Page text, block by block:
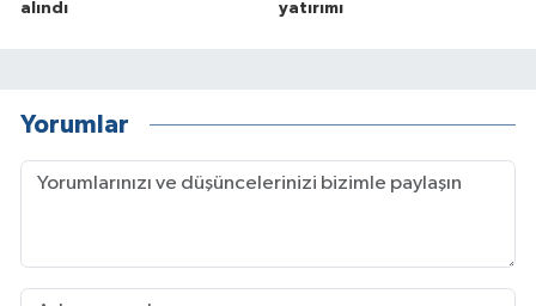
alındı yatırımı
Yorumlar